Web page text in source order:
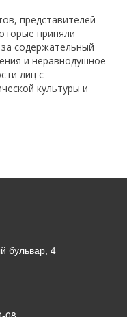
представителей
приняли
содержательный
и неравнодушное
лиц с
культуры и
бульвар, 4